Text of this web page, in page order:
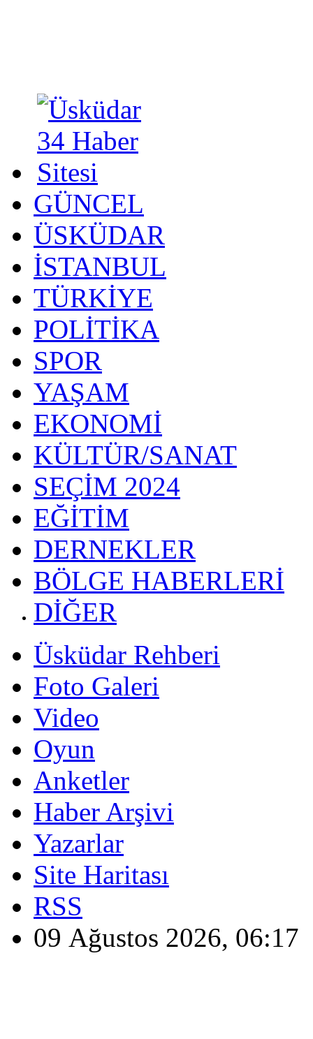
GÜNCEL
ÜSKÜDAR
İSTANBUL
TÜRKİYE
POLİTİKA
SPOR
YAŞAM
EKONOMİ
KÜLTÜR/SANAT
SEÇİM 2024
EĞİTİM
DERNEKLER
BÖLGE HABERLERİ
DİĞER
Üsküdar Rehberi
Foto Galeri
Video
Oyun
Anketler
Haber Arşivi
Yazarlar
Site Haritası
RSS
09 Ağustos 2026, 06:17